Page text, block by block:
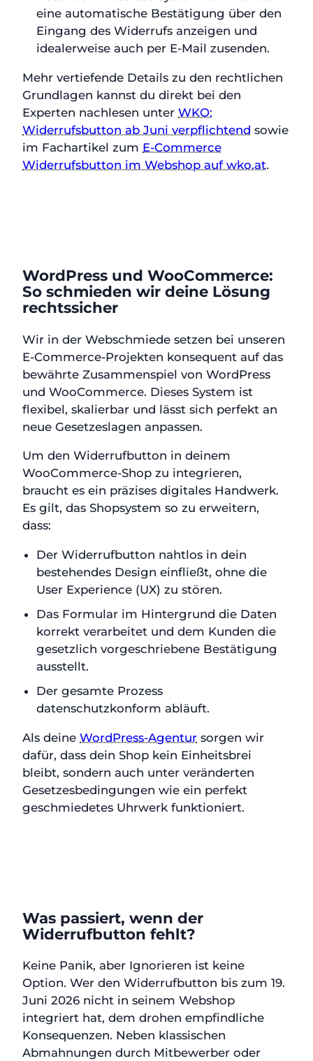
eine automatische Bestätigung über den
Eingang des Widerrufs anzeigen und
idealerweise auch per E-Mail zusenden.
Mehr vertiefende Details zu den rechtlichen
Grundlagen kannst du direkt bei den
Experten nachlesen unter WKO:
Widerrufsbutton ab Juni verpflichtend sowie
im Fachartikel zum E-Commerce
Widerrufsbutton im Webshop auf wko.at.
WordPress und WooCommerce:
So schmieden wir deine Lösung
rechtssicher
Wir in der Webschmiede setzen bei unseren
E-Commerce-Projekten konsequent auf das
bewährte Zusammenspiel von WordPress
und WooCommerce. Dieses System ist
flexibel, skalierbar und lässt sich perfekt an
neue Gesetzeslagen anpassen.
Um den Widerrufbutton in deinem
WooCommerce-Shop zu integrieren,
braucht es ein präzises digitales Handwerk.
Es gilt, das Shopsystem so zu erweitern,
dass:
Der Widerrufbutton nahtlos in dein
bestehendes Design einfließt, ohne die
User Experience (UX) zu stören.
Das Formular im Hintergrund die Daten
korrekt verarbeitet und dem Kunden die
gesetzlich vorgeschriebene Bestätigung
ausstellt.
Der gesamte Prozess
datenschutzkonform abläuft.
Als deine WordPress-Agentur sorgen wir
dafür, dass dein Shop kein Einheitsbrei
bleibt, sondern auch unter veränderten
Gesetzesbedingungen wie ein perfekt
geschmiedetes Uhrwerk funktioniert.
Was passiert, wenn der
Widerrufbutton fehlt?
Keine Panik, aber Ignorieren ist keine
Option. Wer den Widerrufbutton bis zum 19.
Juni 2026 nicht in seinem Webshop
integriert hat, dem drohen empfindliche
Konsequenzen. Neben klassischen
Abmahnungen durch Mitbewerber oder